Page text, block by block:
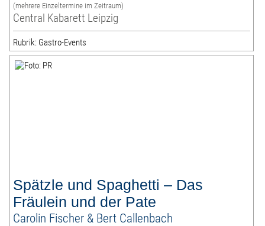
(mehrere Einzeltermine im Zeitraum)
Central Kabarett Leipzig
Rubrik: Gastro-Events
Spätzle und Spaghetti – Das
Fräulein und der Pate
Carolin Fischer & Bert Callenbach